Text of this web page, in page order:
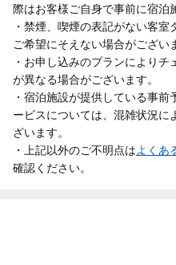
際はお客様ご自身で事前に宿泊
・禁煙、喫煙の表記がない客室
ご希望にそえない場合がござい
・お申し込みのプランにより
が異なる場合がございます。
・宿泊施設が提供している事
ービスについては、混雑状況に
ざいます。
・上記以外のご不明点はよくあ
確認ください。